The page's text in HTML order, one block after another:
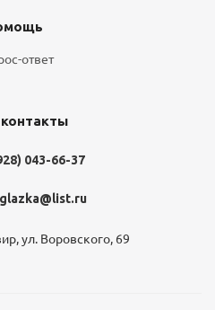
ответ
043-66-37
ул. Воровского, 69